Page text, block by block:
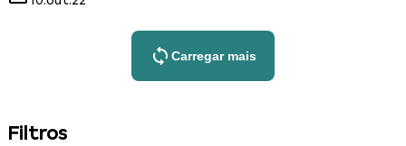
Carregar mais
Filtros